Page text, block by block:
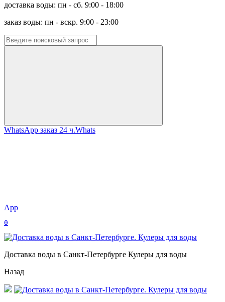
доставка воды: пн - сб. 9:00 - 18:00
заказ воды: пн - вскр. 9:00 - 23:00
WhatsApp заказ 24 ч.Whats
App
0
Доставка воды в Санкт-Петербурге Кулеры для воды
Назад